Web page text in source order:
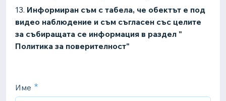
13. Информиран съм с табела, че обектът е под
видео наблюдение и съм съгласен със целите
за събиращата се информация в раздел "
Политика за поверителност"
Име